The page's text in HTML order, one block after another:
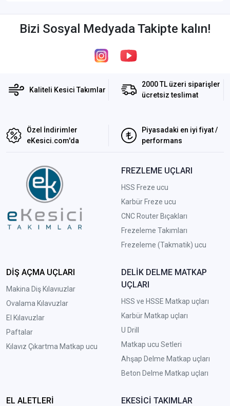
Bizi Sosyal Medyada Takipte kalın!
Kaliteli Kesici Takımlar
2000 TL üzeri siparişler
ücretsiz teslimat
Özel İndirimler
eKesici.com'da
Piyasadaki en iyi fiyat /
performans
FREZLEME UÇLARI
HSS Freze ucu
Karbür Freze ucu
CNC Router Bıçakları
Frezeleme Takımları
Frezeleme (Takmatik) ucu
DİŞ AÇMA UÇLARI
Makina Diş Kılavıuzlar
Ovalama Kılavuzlar
El Kılavuzlar
Paftalar
Kılavız Çıkartma Matkap ucu
DELİK DELME MATKAP
UÇLARI
HSS ve HSSE Matkap uçları
Karbür Matkap uçları
U Drill
Matkap ucu Setleri
Ahşap Delme Matkap uçları
Beton Delme Matkap uçları
EL ALETLERİ EKESİCİ TAKIMLAR